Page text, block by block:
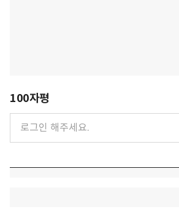
100자평